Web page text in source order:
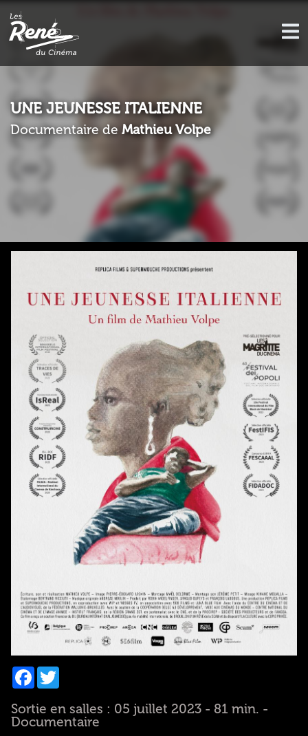
UNE JEUNESSE ITALIENNE
Documentaire de Mathieu Volpe
Facebook
Twitter
Sortie en salles : 05 juillet 2023 - 81 min. -
Documentaire